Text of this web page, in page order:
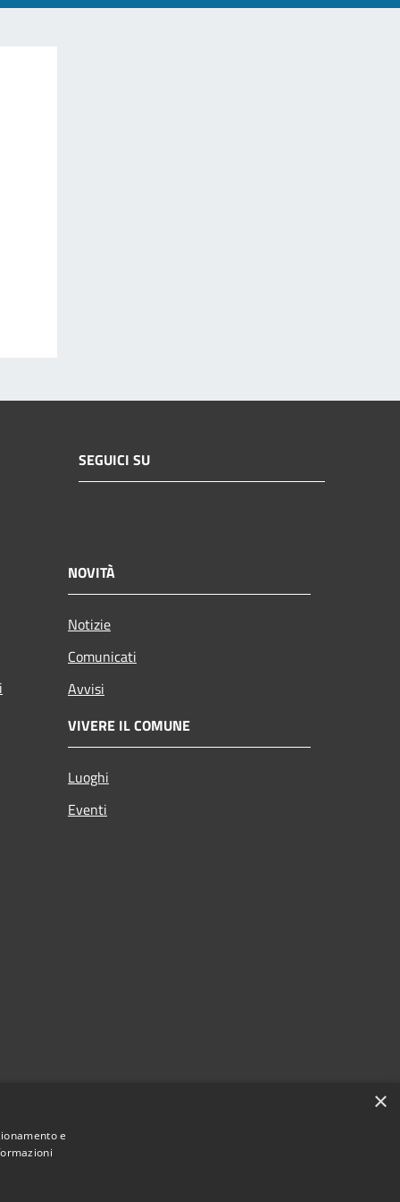
SEGUICI SU
NOVITÀ
Notizie
Comunicati
Avvisi
VIVERE IL COMUNE
Luoghi
Eventi
×
e